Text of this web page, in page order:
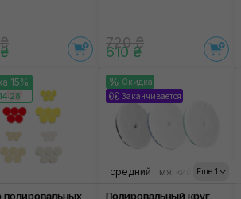
720 ₴
610 ₴
15%
Скидка
Заканчивается
Еще 1
средний мягкий жёсткий